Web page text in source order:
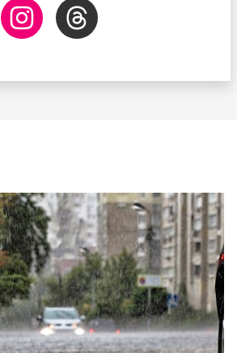
InstagramThreads